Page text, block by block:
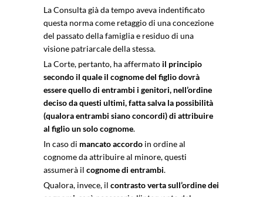
La Consulta già da tempo aveva indentificato
questa norma come retaggio di una concezione
del passato della famiglia e residuo di una
visione patriarcale della stessa.
La Corte, pertanto, ha affermato il principio
secondo il quale il cognome del figlio dovrà
essere quello di entrambi i genitori, nell’ordine
deciso da questi ultimi, fatta salva la possibilità
(qualora entrambi siano concordi) di attribuire
al figlio un solo cognome.
In caso di mancato accordo in ordine al
cognome da attribuire al minore, questi
assumerà il cognome di entrambi.
Qualora, invece, il contrasto verta sull’ordine dei